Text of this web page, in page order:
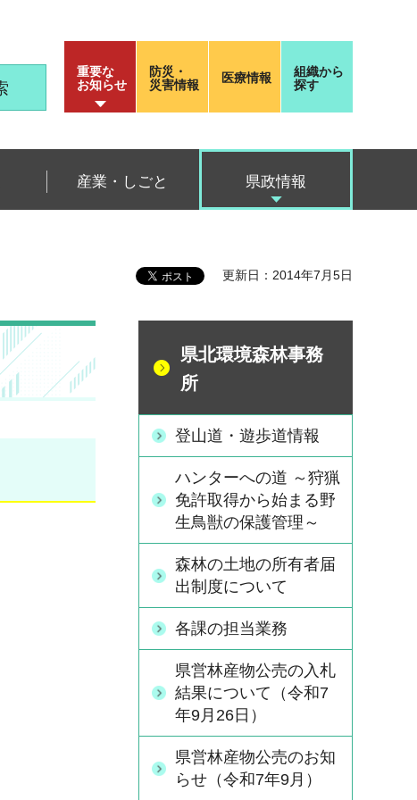
重要な
お知らせ
防災・
災害情報
医療情報
組織から
探す
産業・しごと 県政情報
更新日：2014年7月5日
県北環境森林事務
所
登山道・遊歩道情報
ハンターへの道 ～狩猟
免許取得から始まる野
生鳥獣の保護管理～
森林の土地の所有者届
出制度について
各課の担当業務
県営林産物公売の入札
結果について（令和7
年9月26日）
県営林産物公売のお知
らせ（令和7年9月）